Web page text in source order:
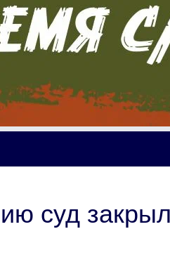
суд закрыл